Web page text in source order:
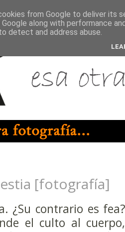
[fotografía]
¿Su contrario es
el culto al
from Google to deliver its
Google along with performance
detect and address abuse.